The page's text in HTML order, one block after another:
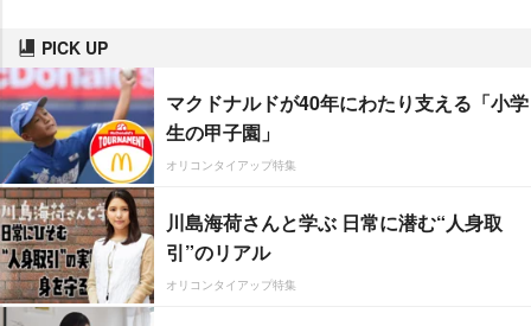
PICK UP
マクドナルドが40年にわたり支える「小学
生の甲子園」
オリコンタイアップ特集
川島海荷さんと学ぶ 日常に潜む“人身取
引”のリアル
オリコンタイアップ特集